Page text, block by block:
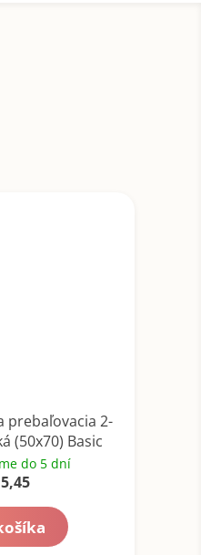
prebaľovacia 2-
(50x70) Basic
do 5 dní